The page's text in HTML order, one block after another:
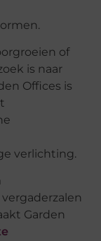
of
is naar
Offices is
verlichting.
Garden